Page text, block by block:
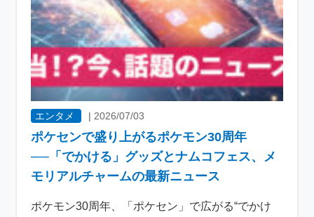
エンタメ |2026/07/03
ポケセンで盛り上がるポケモン30周年
──「でかける」グッズとナムコフェス、メ
モリアルチャームの最新ニュース
ポケモン30周年、「ポケセン」で広がる“でかけ